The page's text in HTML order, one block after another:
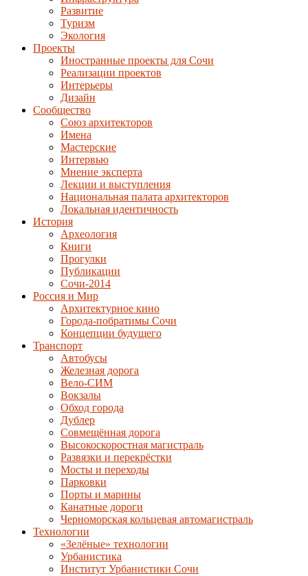
Развитие
Туризм
Экология
Проекты
Иностранные проекты для Сочи
Реализации проектов
Интерьеры
Дизайн
Сообщество
Союз архитекторов
Имена
Мастерские
Интервью
Мнение эксперта
Лекции и выступления
Национальная палата архитекторов
Локальная идентичность
История
Археология
Книги
Прогулки
Публикации
Сочи-2014
Россия и Мир
Архитектурное кино
Города-побратимы Сочи
Концепции будущего
Транспорт
Автобусы
Железная дорога
Вело-СИМ
Вокзалы
Обход города
Дублер
Совмещённая дорога
Высокоскоростная магистраль
Развязки и перекрёстки
Мосты и переходы
Парковки
Порты и марины
Канатные дороги
Черноморская кольцевая автомагистраль
Технологии
«Зелёные» технологии
Урбанистика
Институт Урбанистики Сочи